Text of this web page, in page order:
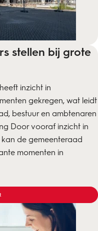
stellen bij grote
inzicht in
gekregen, wat leidt
bestuur en ambtenaren
Door vooraf inzicht in
de gemeenteraad
momenten in